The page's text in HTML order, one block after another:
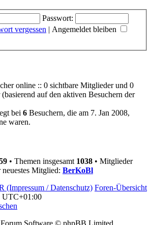
Passwort:
vergessen | Angemeldet bleiben
online :: 0 sichtbare Mitglieder und 0
auf den aktiven Besuchern der
bei 6 Besuchern, die am 7. Jan 2008,
waren.
• Themen insgesamt 1038 • Mitglieder
neuestes Mitglied: BerKoBl
(Impressum / Datenschutz) Foren-Übersicht
UTC+01:00